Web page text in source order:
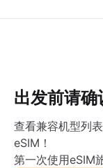
出发前请
查看兼容机型列
eSIM！
第一次使用eSIM